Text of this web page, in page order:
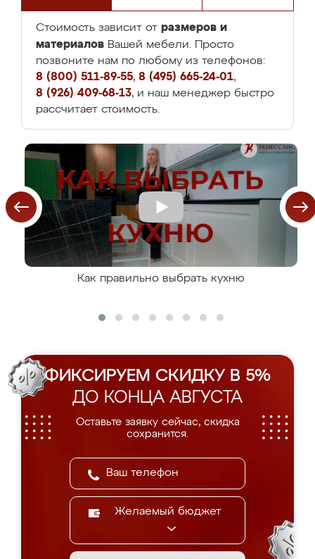
Стоимость зависит от размеров и
материалов Вашей мебели. Просто
позвоните нам по любому из телефонов:
8 (800) 511-89-55, 8 (495) 665-24-01,
8 (926) 409-68-13, и наш менеджер быстро
рассчитает стоимость.
Как правильно выбрать кухню
ФИКСИРУЕМ СКИДКУ В 5%
ДО КОНЦА АВГУСТА
Оставьте заявку сейчас, скидка
сохранится.
Желаемый бюджет